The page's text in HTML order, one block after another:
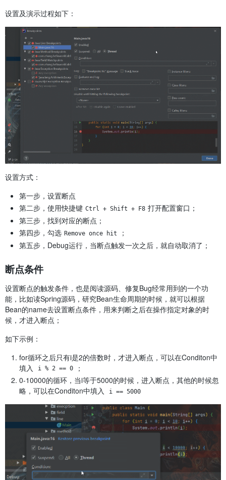
设置及演示过程如下：
设置方式：
第一步，设置断点
第二步，使用快捷键 Ctrl + Shift + F8 打开配置窗口；
第三步，找到对应的断点；
第四步，勾选 Remove once hit
；
第五步，Debug运行，当断点触发一次之后，就自动取消了；
断点条件
设置断点的触发条件，也是阅读源码、修复Bug经常用到的一个功
能，比如读Spring源码，研究Bean生命周期的时候，就可以根据
Bean的name去设置断点条件，用来判断之后在操作指定对象的时
候，才进入断点；
如下示例：
for循环之后只有i是2的倍数时，才进入断点，可以在Conditon中
填入
i % 2 == 0
；
0-10000的循环，当i等于5000的时候，进入断点，其他的时候忽
略，可以在Conditon中填入
i == 5000